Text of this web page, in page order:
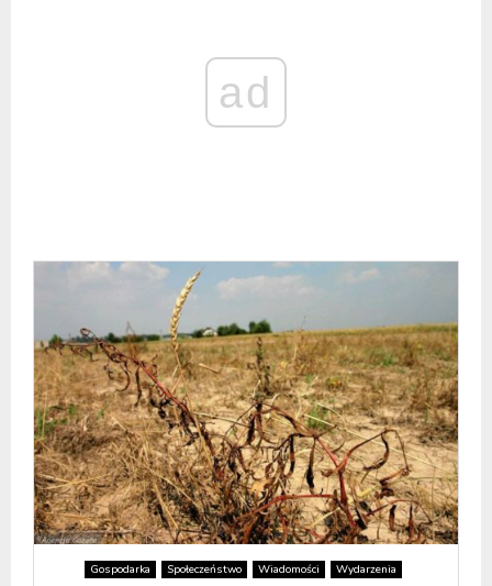
ad
Gospodarka Społeczeństwo Wiadomości Wydarzenia